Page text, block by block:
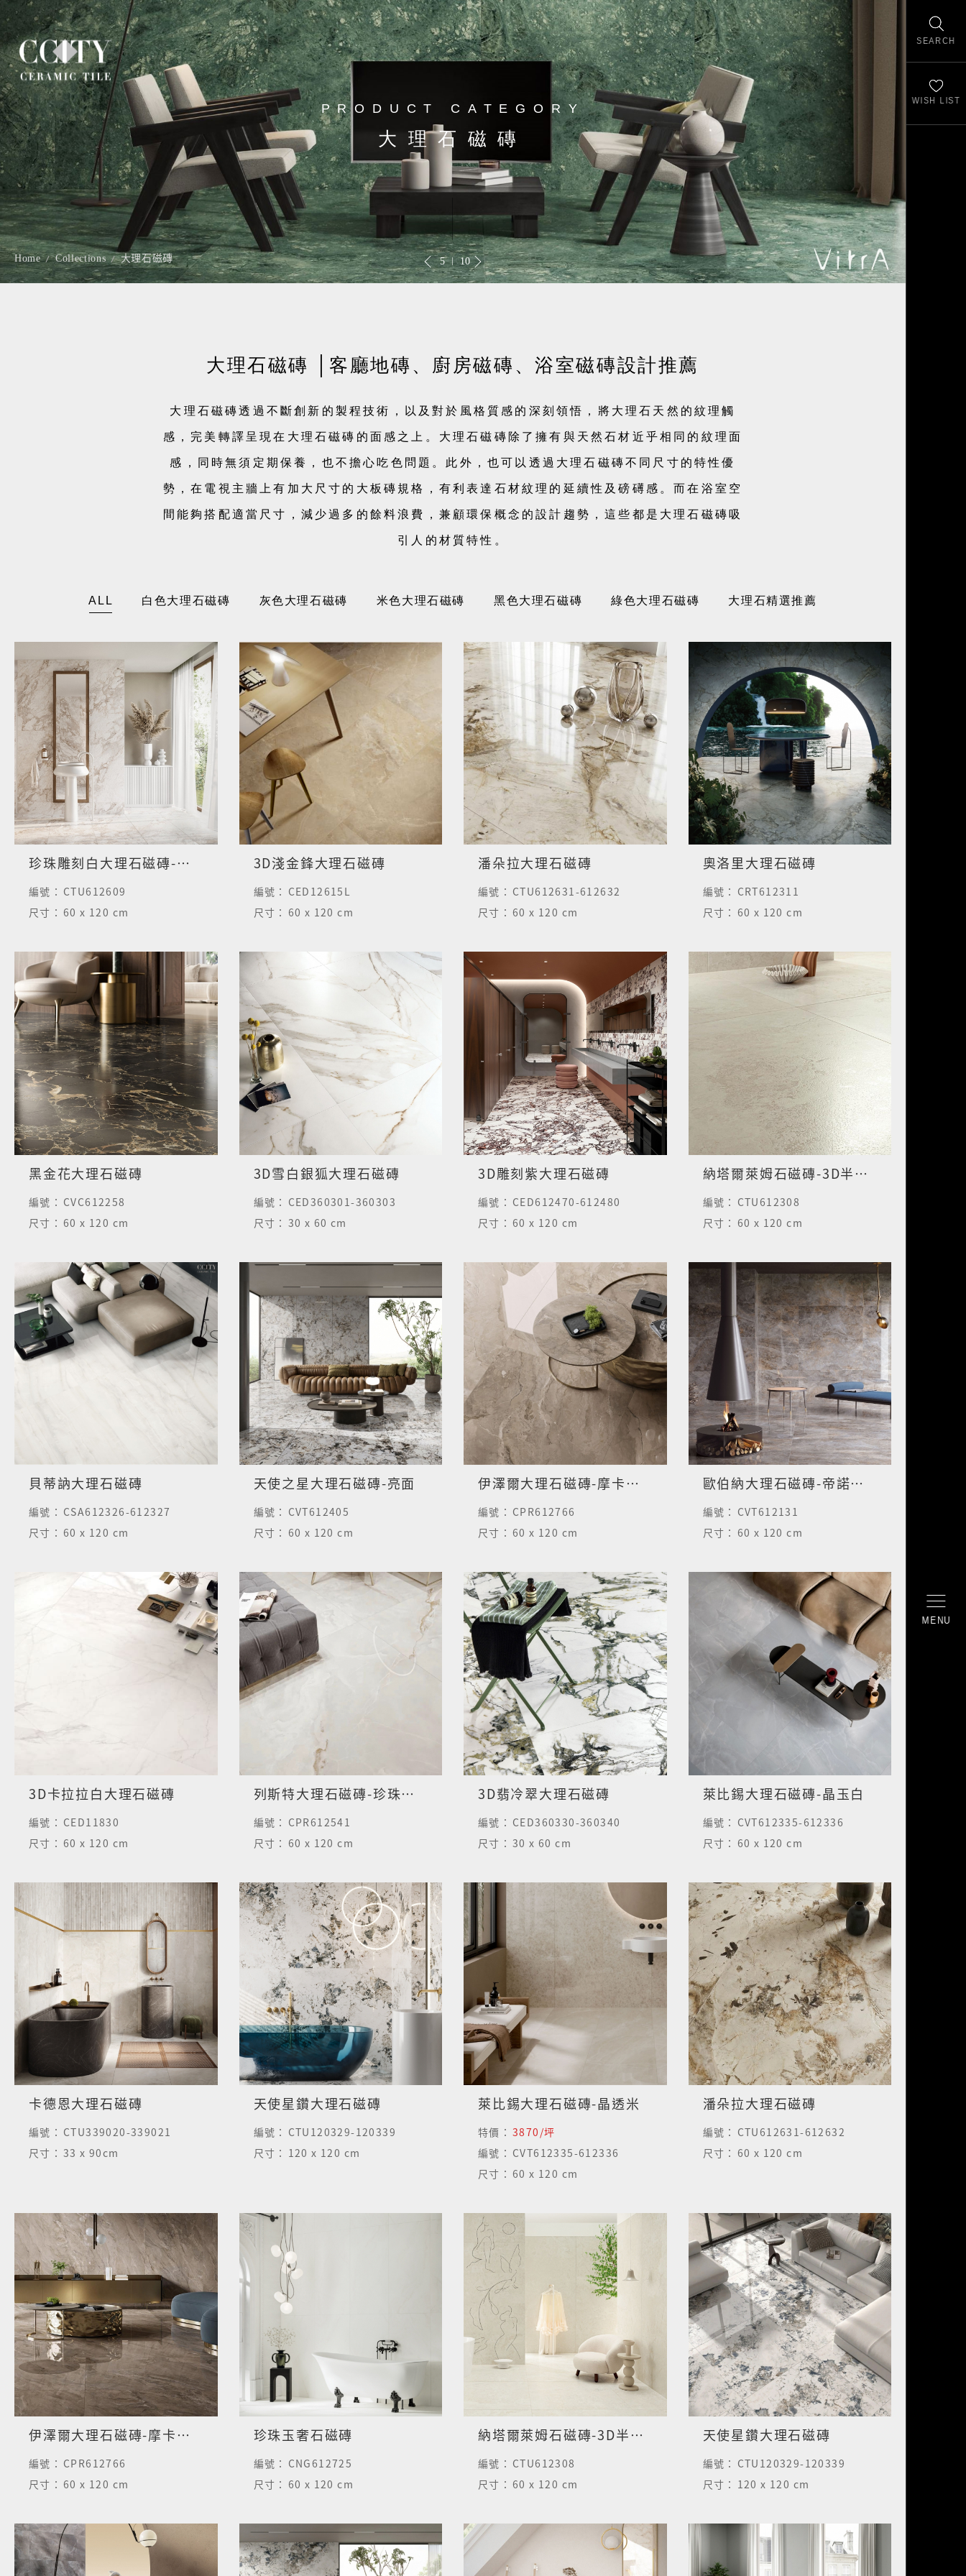
SEARCH
WISH LIST
MENU
PRODUCT CATEGORY
大理石磁磚
5 10
Home Collections 大理石磁磚
大理石磁磚 │客廳地磚、廚房磁磚、浴室磁磚設計推薦
大理石磁磚透過不斷創新的製程技術，以及對於風格質感的深刻領悟，將大理石天然的紋理觸
感，完美轉譯呈現在大理石磁磚的面感之上。大理石磁磚除了擁有與天然石材近乎相同的紋理面
感，同時無須定期保養，也不擔心吃色問題。此外，也可以透過大理石磁磚不同尺寸的特性優
勢，在電視主牆上有加大尺寸的大板磚規格，有利表達石材紋理的延續性及磅礡感。而在浴室空
間能夠搭配適當尺寸，減少過多的餘料浪費，兼顧環保概念的設計趨勢，這些都是大理石磁磚吸
引人的材質特性。
石
磁
磚
ALL 白色大理石磁磚 灰色大理石磁磚 米色大理石磁磚 黑色大理石磁磚 綠色大理石磁磚 大理石精選推薦
珍珠雕刻白大理石磁磚-柔拋面
編號： CTU612609
尺寸： 60 x 120 cm
3D淺金鋒大理石磁磚
編號： CED12615L
尺寸： 60 x 120 cm
潘朵拉大理石磁磚
編號： CTU612631-612632
尺寸： 60 x 120 cm
奧洛里大理石磁磚
編號： CRT612311
尺寸： 60 x 120 cm
黑金花大理石磁磚
編號： CVC612258
尺寸： 60 x 120 cm
3D雪白銀狐大理石磁磚
編號： CED360301-360303
尺寸： 30 x 60 cm
3D雕刻紫大理石磁磚
編號： CED612470-612480
尺寸： 60 x 120 cm
納塔爾萊姆石磁磚-3D半拋面
編號： CTU612308
尺寸： 60 x 120 cm
貝蒂訥大理石磁磚
編號： CSA612326-612327
尺寸： 60 x 120 cm
天使之星大理石磁磚-亮面
編號： CVT612405
尺寸： 60 x 120 cm
伊澤爾大理石磁磚-摩卡棕-半拋面
編號： CPR612766
尺寸： 60 x 120 cm
歐伯納大理石磁磚-帝諾棕-亮面
編號： CVT612131
尺寸： 60 x 120 cm
3D卡拉拉白大理石磁磚
編號： CED11830
尺寸： 60 x 120 cm
列斯特大理石磁磚-珍珠玉-亮面
編號： CPR612541
尺寸： 60 x 120 cm
3D翡冷翠大理石磁磚
編號： CED360330-360340
尺寸： 30 x 60 cm
萊比錫大理石磁磚-晶玉白
編號： CVT612335-612336
尺寸： 60 x 120 cm
卡德恩大理石磁磚
編號： CTU339020-339021
尺寸： 33 x 90cm
天使星鑽大理石磁磚
編號： CTU120329-120339
尺寸： 120 x 120 cm
萊比錫大理石磁磚-晶透米
特價： 3870/坪
編號： CVT612335-612336
尺寸： 60 x 120 cm
潘朵拉大理石磁磚
編號： CTU612631-612632
尺寸： 60 x 120 cm
伊澤爾大理石磁磚-摩卡棕-半拋面
編號： CPR612766
尺寸： 60 x 120 cm
珍珠玉奢石磁磚
編號： CNG612725
尺寸： 60 x 120 cm
納塔爾萊姆石磁磚-3D半拋面
編號： CTU612308
尺寸： 60 x 120 cm
天使星鑽大理石磁磚
編號： CTU120329-120339
尺寸： 120 x 120 cm